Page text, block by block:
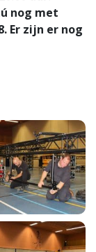
nog met
Er zijn er nog